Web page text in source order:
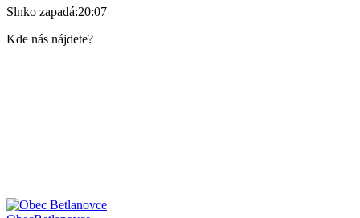
Slnko zapadá:20:07
Kde nás nájdete?